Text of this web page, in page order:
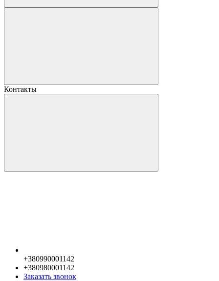
Контакты
+380990001142
+380980001142
Заказать звонок